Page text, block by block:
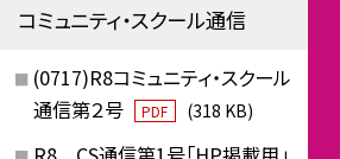
コミュニティ・スクール通信
(0717)R8コミュニティ・スクール
通信第２号
PDF (318 KB)